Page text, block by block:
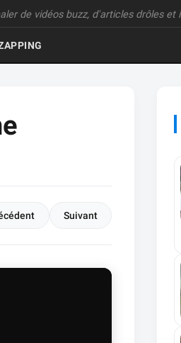
de vidéos buzz, d'articles drôles et
Suivant